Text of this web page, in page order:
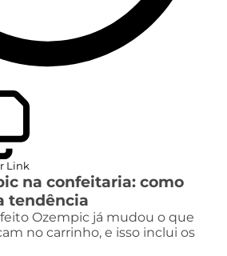
Link
na confeitaria: como
tendência
Ozempic já mudou o que
no carrinho, e isso inclui os